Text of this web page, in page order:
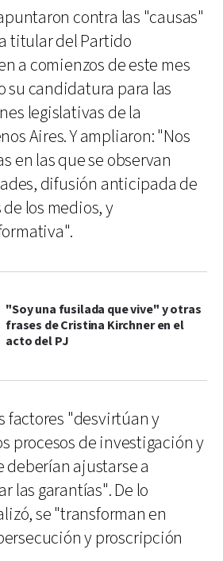
contra las "causas"
titular del Partido
a comienzos de este mes
su candidatura para las
legislativas de la
Aires. Y ampliaron: "Nos
en las que se observan
difusión anticipada de
los medios, y
"Soy una fusilada que vive" y otras
frases de Cristina Kirchner en el
acto del PJ
factores "desvirtúan y
procesos de investigación y
deberían ajustarse a
las garantías". De lo
se "transforman en
y proscripción